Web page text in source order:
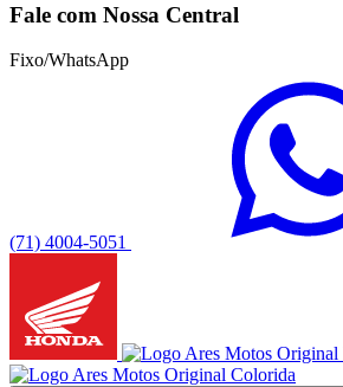
Fale com Nossa Central
Fixo/WhatsApp
(71) 4004-5051